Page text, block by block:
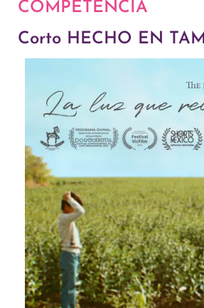
COMPETENCIA
Corto HECHO EN TAM